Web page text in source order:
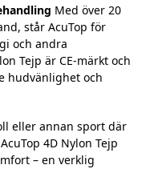
Med över 20
står AcuTop för
och andra
Tejp är CE-märkt och
hudvänlighet och
eller annan sport där
4D Nylon Tejp
– en verklig